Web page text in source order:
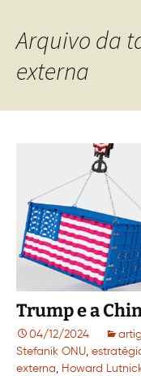
Arquivo da
externa
Trump e a
04/12/2024
Stefanik ONU,
externa, Howard